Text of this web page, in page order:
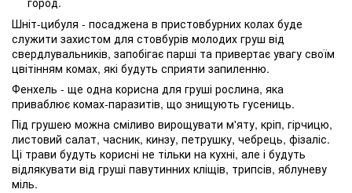
Шніт-цибуля - посаджена в пристовбурних колах буде
служити захистом для стовбурів молодих груш від
свердлувальників, запобігає парші та привертає увагу своїм
цвітінням комах, які будуть сприяти запиленню.
Фенхель - ще одна корисна для груші рослина, яка
приваблює комах-паразитів, що знищують гусениць.
Під грушею можна сміливо вирощувати м'яту, кріп, гірчицю,
листовий салат, часник, кинзу, петрушку, чебрець, фізаліс.
Ці трави будуть корисні не тільки на кухні, але і будуть
відлякувати від груші павутинних кліщів, трипсів, яблуневу
міль.